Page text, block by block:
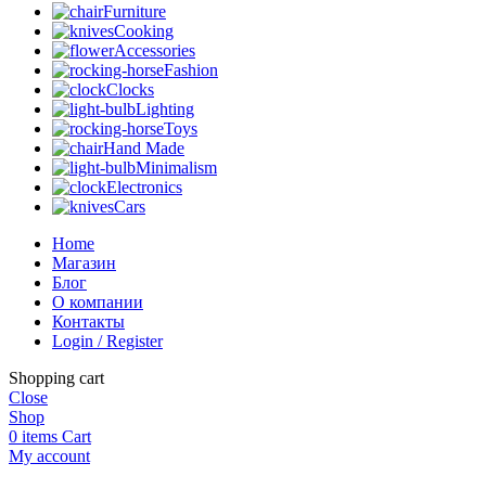
Furniture
Cooking
Accessories
Fashion
Clocks
Lighting
Toys
Hand Made
Minimalism
Electronics
Cars
Home
Магазин
Блог
О компании
Контакты
Login / Register
Shopping cart
Close
Shop
0 items Cart
My account